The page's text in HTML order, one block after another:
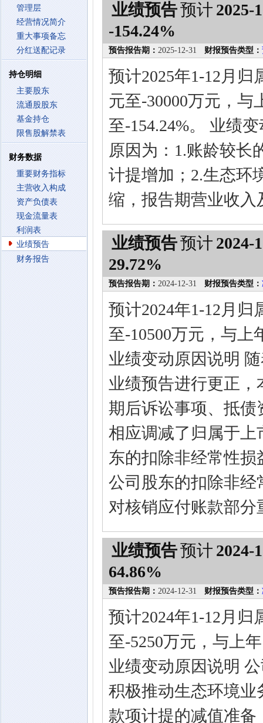
管理层
经营情况简介
重大事项备忘
分红送配记录
持仓明细
主要股东
流通股股东
基金持仓
限售股解禁表
财务数据
重要财务指标
主营收入构成
资产负债表
现金流量表
利润表
业绩预告
财务报告
业绩预告预计 2025-
-154.24%
预告报告期： 2025-12-31 财报预告类型：
预计2025年1-12月
元至-30000万元，与
至-154.24%。 业绩
原因为：1.账龄较长
计提增加；2.生态环
缩，报告期营业收
业绩预告预计 2024-
29.72%
预告报告期： 2024-12-31 财报预告类型：
预计2024年1-12月
至-10500万元，与上
业绩变动原因说明
业绩预告进行更正
期后诉讼事项、抵
相应调减了归属于
东的扣除非经常性
公司股东的扣除非
对核销应付账款部
业绩预告预计 2024-
64.86%
预告报告期： 2024-12-31 财报预告类型：
预计2024年1-12月
至-5250万元，与上
业绩变动原因说明
积极推动生态环境
款项计提的减值准